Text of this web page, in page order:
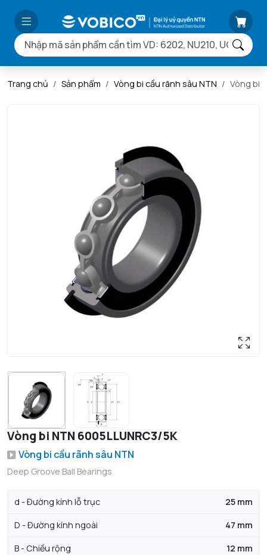
Trang chủ Sản phẩm Vòng bi cầu rãnh sâu NTN Vòng bi
Vòng bi NTN 6005LLUNRC3/5K
Vòng bi cầu rãnh sâu NTN
Deep Groove Ball Bearings
d - Đường kính lỗ trục 25 mm
D - Đường kính ngoài 47 mm
B - Chiều rộng 12 mm